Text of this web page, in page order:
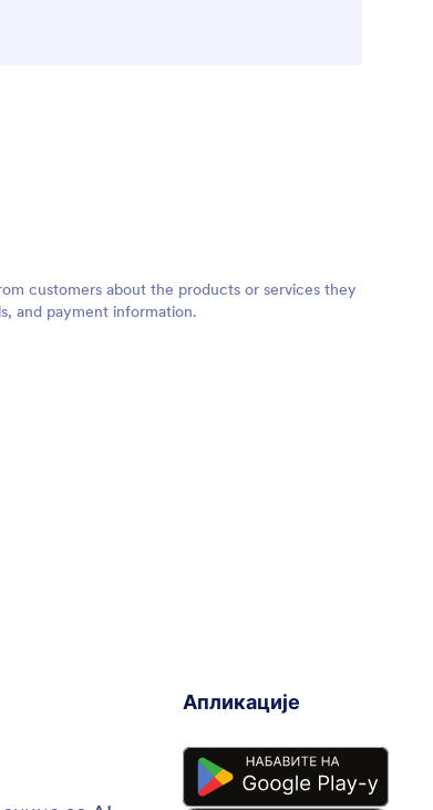
customers about the products or services they
and payment information.
Апликације